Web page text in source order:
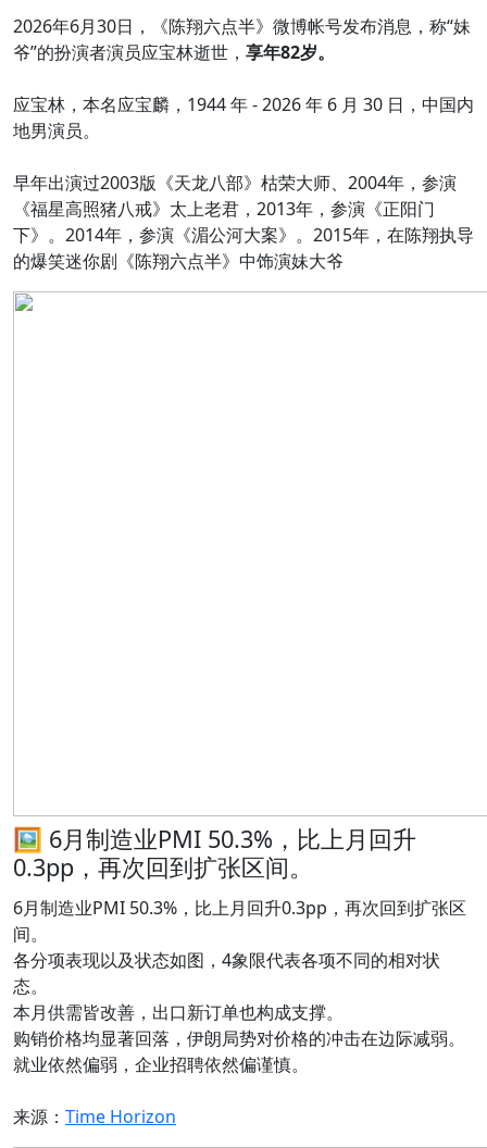
2026年6月30日，《陈翔六点半》微博帐号发布消息，称“妹
爷”的扮演者演员应宝林逝世， 享年82岁。
应宝林，本名应宝麟，1944 年 - 2026 年 6 月 30 日，中国内
地男演员。
早年出演过2003版《天龙八部》枯荣大师、2004年，参演
《福星高照猪八戒》太上老君，2013年，参演《正阳门
下》。2014年，参演《湄公河大案》。2015年，在陈翔执导
的爆笑迷你剧《陈翔六点半》中饰演妹大爷
🖼 6月制造业PMI 50.3%，比上月回升
0.3pp，再次回到扩张区间。
6月制造业PMI 50.3%，比上月回升0.3pp，再次回到扩张区
间。
各分项表现以及状态如图，4象限代表各项不同的相对状
态。
本月供需皆改善，出口新订单也构成支撑。
购销价格均显著回落，伊朗局势对价格的冲击在边际减弱。
就业依然偏弱，企业招聘依然偏谨慎。
来源： Time Horizon